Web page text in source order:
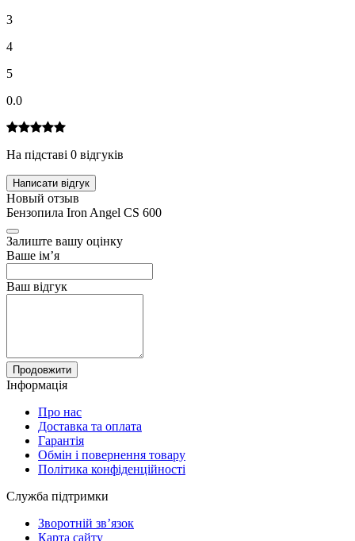
3
4
5
0.0
На підставі 0 відгуків
Написати відгук
Новый отзыв
Бензопила Iron Angel CS 600
Залиште вашу оцінку
Ваше ім’я
Ваш відгук
Продовжити
Інформація
Про нас
Доставка та оплата
Гарантія
Обмін і повернення товару
Політика конфіденційності
Служба підтримки
Зворотній зв’язок
Карта сайту